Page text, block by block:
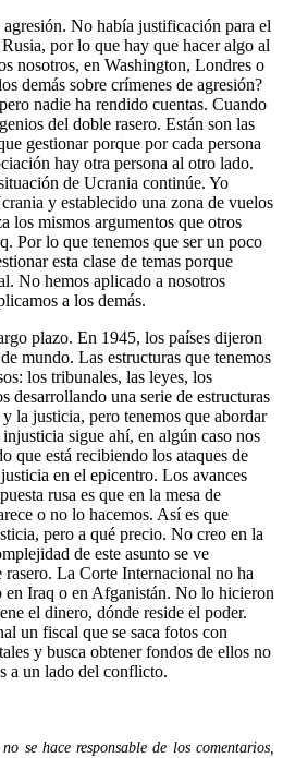
No había justificación para el
por lo que hay que hacer algo al
nosotros, en Washington, Londres o
demás sobre crímenes de agresión?
nadie ha rendido cuentas. Cuando
del doble rasero. Están son las
gestionar porque por cada persona
hay otra persona al otro lado.
de Ucrania continúe. Yo
y establecido una zona de vuelos
los mismos argumentos que otros
Por lo que tenemos que ser un poco
esta clase de temas porque
No hemos aplicado a nosotros
a los demás.
plazo. En 1945, los países dijeron
mundo. Las estructuras que tenemos
los tribunales, las leyes, los
desarrollando una serie de estructuras
la justicia, pero tenemos que abordar
sigue ahí, en algún caso nos
que está recibiendo los ataques de
en el epicentro. Los avances
rusa es que en la mesa de
o no lo hacemos. Así es que
pero a qué precio. No creo en la
de este asunto se ve
rasero. La Corte Internacional no ha
en Iraq o en Afganistán. No lo hicieron
el dinero, dónde reside el poder.
un fiscal que se saca fotos con
y busca obtener fondos de ellos no
a un lado del conflicto.
se hace responsable de los comentarios,